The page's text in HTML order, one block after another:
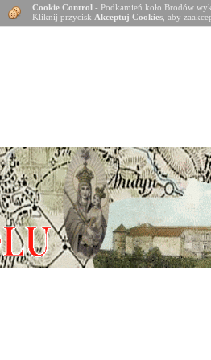
Cookie Control - Podkamień koło Brodów
Kliknij przycisk Akceptuj Cookies , aby